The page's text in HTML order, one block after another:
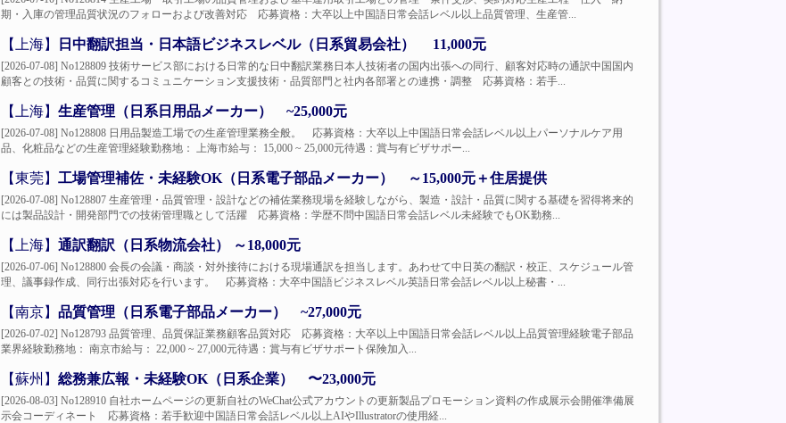
期・入庫の管理品質状況のフォローおよび改善対応 応募資格：大卒以上中国語日常会話レベル以上品質管理、生産管...
【上海】 日中翻訳担当・日本語ビジネスレベル（日系貿易会社） 11,000元
[2026-07-08] No128809 技術サービス部における日常的な日中翻訳業務日本人技術者の国内出張への同行、顧客対応時の通訳中国国内
顧客との技術・品質に関するコミュニケーション支援技術・品質部門と社内各部署との連携・調整 応募資格：若手...
【上海】 生産管理（日系日用品メーカー） ~25,000元
[2026-07-08] No128808 日用品製造工場での生産管理業務全般。 応募資格：大卒以上中国語日常会話レベル以上パーソナルケア用
品、化粧品などの生産管理経験勤務地： 上海市給与： 15,000 ~ 25,000元待遇：賞与有ビザサポー...
【東莞】 工場管理補佐・未経験OK（日系電子部品メーカー） ～15,000元＋住居提供
[2026-07-08] No128807 生産管理・品質管理・設計などの補佐業務現場を経験しながら、製造・設計・品質に関する基礎を習得将来的
には製品設計・開発部門での技術管理職として活躍 応募資格：学歴不問中国語日常会話レベル未経験でもOK勤務...
【上海】 通訳翻訳（日系物流会社） ～18,000元
[2026-07-06] No128800 会長の会議・商談・対外接待における現場通訳を担当します。あわせて中日英の翻訳・校正、スケジュール管
理、議事録作成、同行出張対応を行います。 応募資格：大卒中国語ビジネスレベル英語日常会話レベル以上秘書・...
【南京】 品質管理（日系電子部品メーカー） ~27,000元
[2026-07-02] No128793 品質管理、品質保証業務顧客品質対応 応募資格：大卒以上中国語日常会話レベル以上品質管理経験電子部品
業界経験勤務地： 南京市給与： 22,000 ~ 27,000元待遇：賞与有ビザサポート保険加入...
【蘇州】 総務兼広報・未経験OK（日系企業） 〜23,000元
[2026-08-03] No128910 自社ホームページの更新自社のWeChat公式アカウントの更新製品プロモーション資料の作成展示会開催準備展
示会コーディネート 応募資格：若手歓迎中国語日常会話レベル以上AIやIllustratorの使用経...